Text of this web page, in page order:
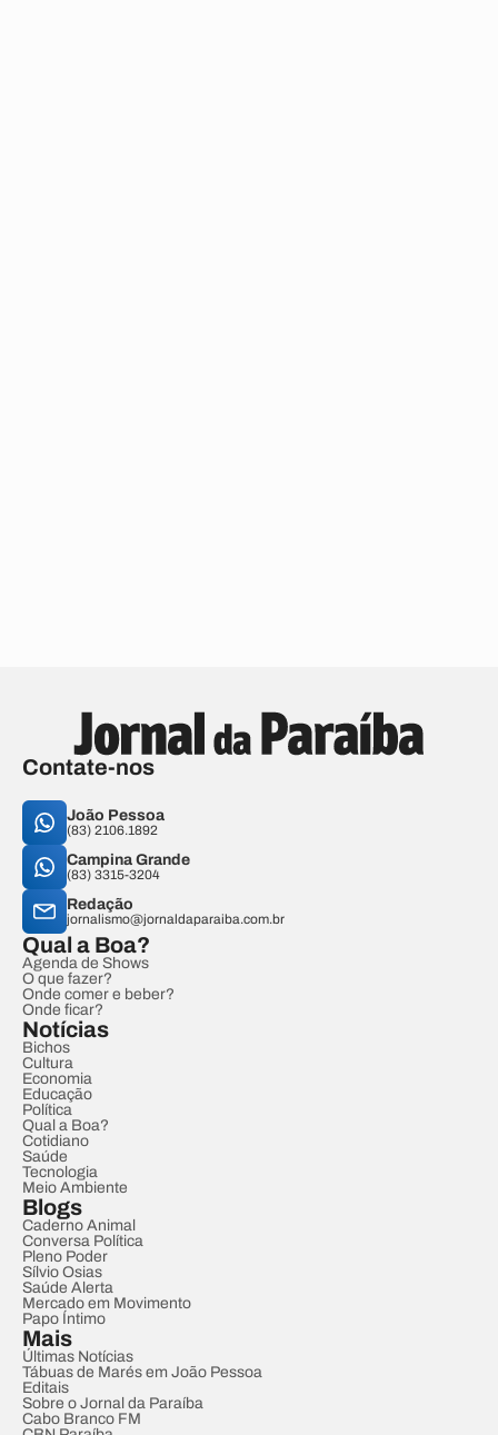
Contate-nos
João Pessoa
(83) 2106.1892
Campina Grande
(83) 3315-3204
Redação
jornalismo@jornaldaparaiba.com.br
Qual a Boa?
Agenda de Shows
O que fazer?
Onde comer e beber?
Onde ficar?
Notícias
Bichos
Cultura
Economia
Educação
Política
Qual a Boa?
Cotidiano
Saúde
Tecnologia
Meio Ambiente
Blogs
Caderno Animal
Conversa Política
Pleno Poder
Sílvio Osias
Saúde Alerta
Mercado em Movimento
Papo Íntimo
Mais
Últimas Notícias
Tábuas de Marés em João Pessoa
Editais
Sobre o Jornal da Paraíba
Cabo Branco FM